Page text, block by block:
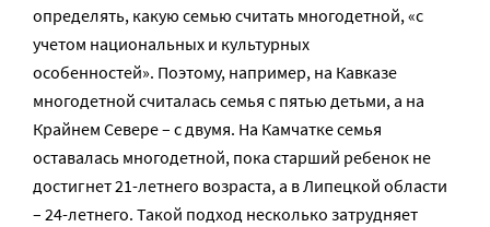
определять, какую семью считать многодетной, «с
учетом национальных и культурных
особенностей». Поэтому, например, на Кавказе
многодетной считалась семья с пятью детьми, а на
Крайнем Севере – с двумя. На Камчатке семья
оставалась многодетной, пока старший ребенок не
достигнет 21-летнего возраста, а в Липецкой области
– 24-летнего. Такой подход несколько затрудняет